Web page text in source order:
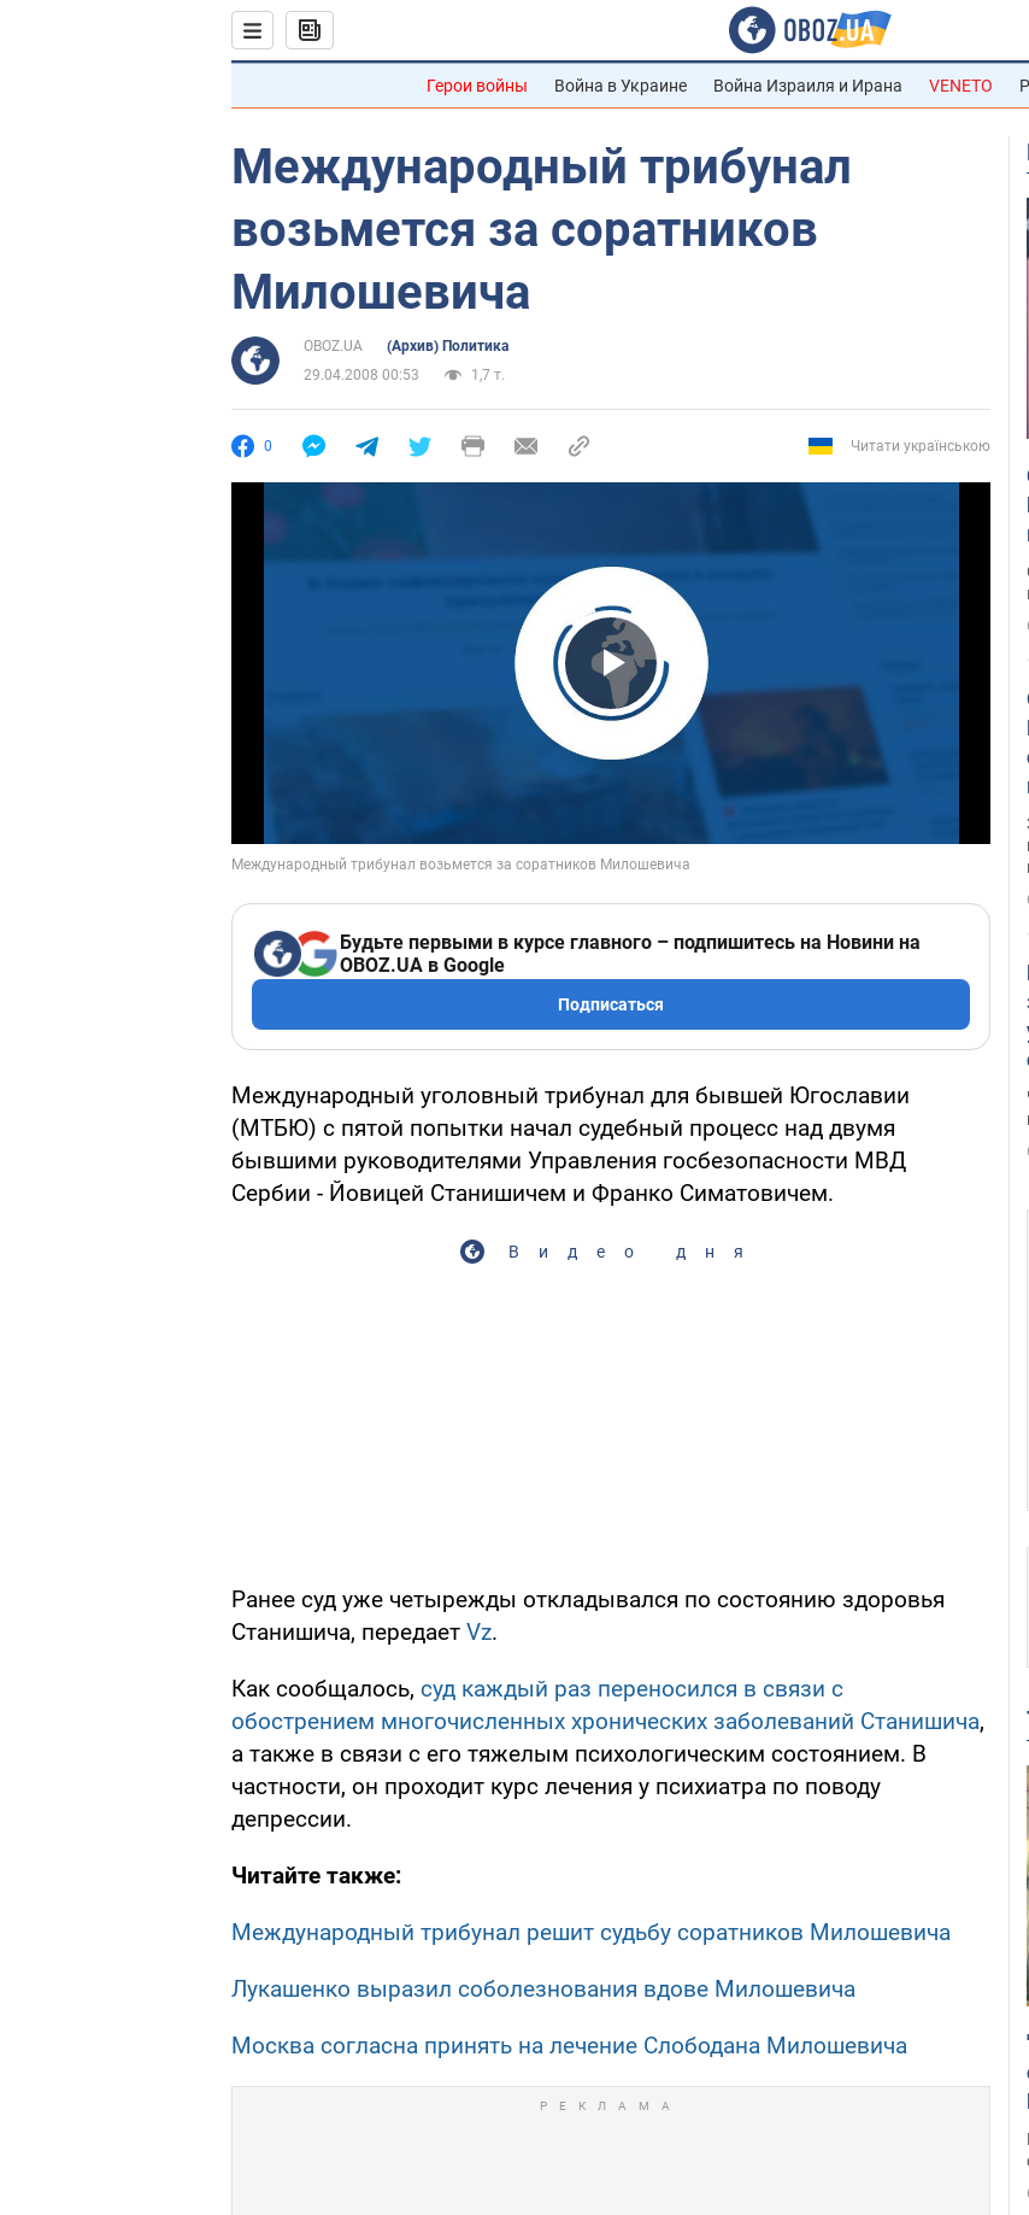
Герои войны Война в Украине Война Израиля и Ирана VENETO
Международный трибунал
возьмется за соратников
Милошевича
OBOZ.UA
(Архив) Политика
29.04.2008 00:53
1,7 т.
0 Читати українською
Play Video
Будьте первыми в курсе главного – подпишитесь на Новини на
OBOZ.UA в Google
Подписаться
Международный уголовный трибунал для бывшей Югославии
(МТБЮ) с пятой попытки начал судебный процесс над двумя
бывшими руководителями Управления госбезопасности МВД
Сербии - Йовицей Станишичем и Франко Симатовичем.
Видео дня
Ранее суд уже четырежды откладывался по состоянию здоровья
Станишича, передает Vz.
Как сообщалось, суд каждый раз переносился в связи с
обострением многочисленных хронических заболеваний Станишича,
а также в связи с его тяжелым психологическим состоянием. В
частности, он проходит курс лечения у психиатра по поводу
депрессии.
Читайте также:
Международный трибунал решит судьбу соратников Милошевича
Лукашенко выразил соболезнования вдове Милошевича
Москва согласна принять на лечение Слободана Милошевича